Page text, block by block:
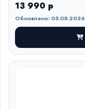
13 990 р
Обновлено: 05.08.2026